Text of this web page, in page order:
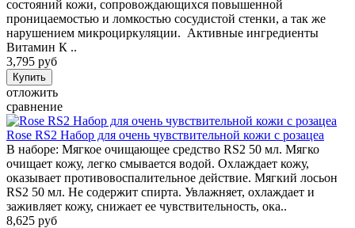
состояний кожи, сопровождающихся повышенной
проницаемостью и ломкостью сосудистой стенки, а так же
нарушением микроциркуляции. Активные ингредиенты
Витамин К ..
3,795 руб
отложить
сравнение
Rose RS2 Набор для очень чувствительной кожи с розацеа
В наборе: Мягкое очищающее средство RS2 50 мл. Мягко
очищает кожу, легко смывается водой. Охлаждает кожу,
оказывает противовоспалительное действие. Мягкий лосьон
RS2 50 мл. Не содержит спирта. Увлажняет, охлаждает и
заживляет кожу, снижает ее чувствительность, ока..
8,625 руб